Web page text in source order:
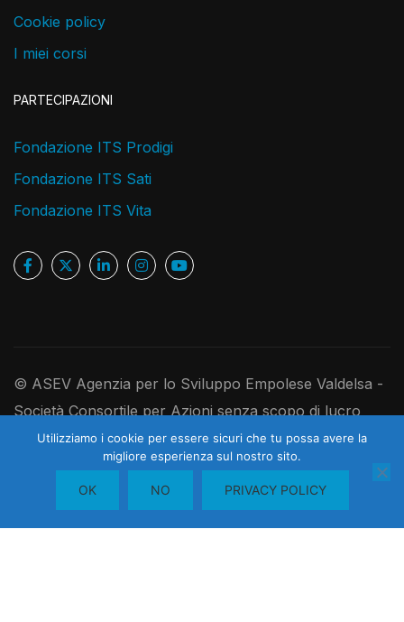
Cookie policy
I miei corsi
PARTECIPAZIONI
Fondazione ITS Prodigi
Fondazione ITS Sati
Fondazione ITS Vita
© ASEV Agenzia per lo Sviluppo Empolese Valdelsa -
Società Consortile per Azioni senza scopo di lucro
Ufficio Registro Imprese di Firenze, P.IVA e C.F.
05181410480 - R.E.A. 526891 - Codice Univoco
USAL8PV - Cap. Soc. I. V. 250.000,00 euro
Utilizziamo i cookie per essere sicuri che tu possa avere la
migliore esperienza sul nostro sito.
OK NO PRIVACY POLICY
Contattaci